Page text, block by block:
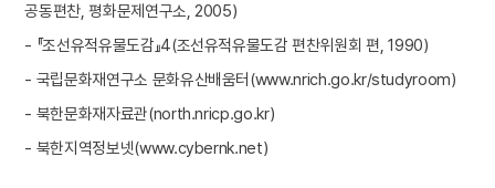
공동편찬, 평화문제연구소, 2005)
- 『조선유적유물도감』4(조선유적유물도감 편찬위원회 편, 1990)
- 국립문화재연구소 문화유산배움터(www.nrich.go.kr/studyroom)
- 북한문화재자료관(north.nricp.go.kr)
- 북한지역정보넷(www.cybernk.net)